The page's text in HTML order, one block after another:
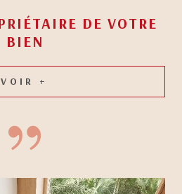
DE VOTRE
BIEN
VOIR +